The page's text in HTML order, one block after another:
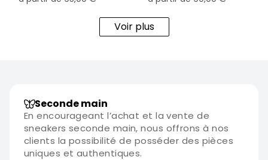
Voir plus
Seconde main
En encourageant l’achat et la vente de
sneakers seconde main, nous offrons à nos
clients la possibilité de posséder des pièces
uniques et authentiques.